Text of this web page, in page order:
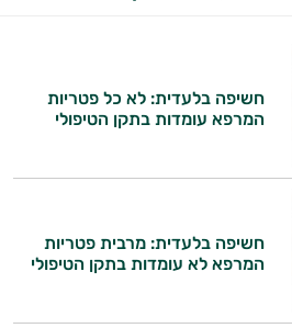
חשיפה בלעדית: לא כל פטריות
המרפא עומדות בתקן הטיפולי
חשיפה בלעדית: מרבית פטריות
המרפא לא עומדות בתקן הטיפולי